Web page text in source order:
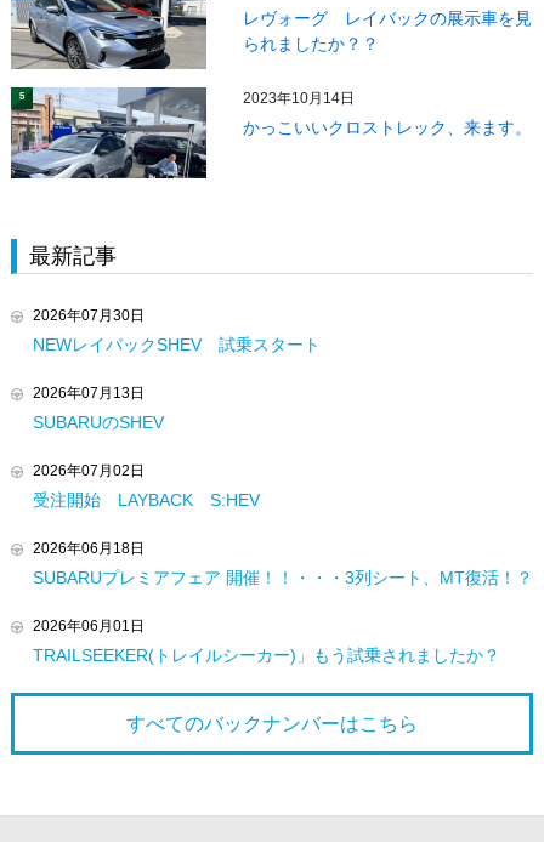
レヴォーグ レイバックの展示車を見
られましたか？？
5 2023年10月14日
かっこいいクロストレック、来ます。
最新記事
2026年07月30日
NEWレイバックSHEV 試乗スタート
2026年07月13日
SUBARUのSHEV
2026年07月02日
受注開始 LAYBACK S:HEV
2026年06月18日
SUBARUプレミアフェア 開催！！・・・3列シート、MT復活！？
2026年06月01日
TRAILSEEKER(トレイルシーカー)」もう試乗されましたか？
すべてのバックナンバーはこちら